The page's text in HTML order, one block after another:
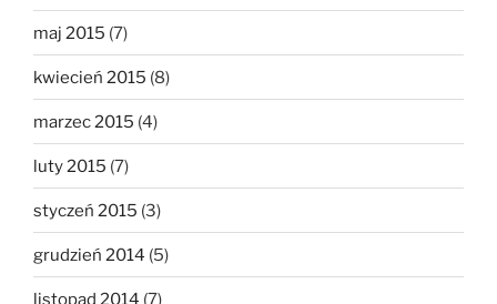
maj 2015 (7)
kwiecień 2015 (8)
marzec 2015 (4)
luty 2015 (7)
styczeń 2015 (3)
grudzień 2014 (5)
listopad 2014 (7)